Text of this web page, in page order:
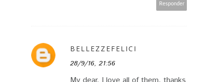
Responder
BELLEZZEFELICI
28/9/16, 21:56